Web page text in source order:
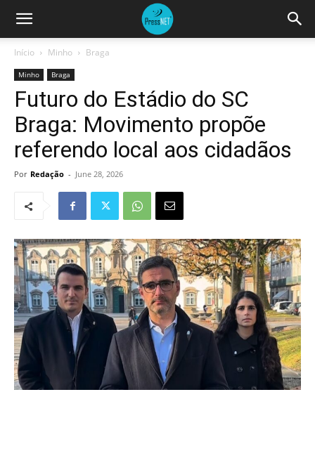
Início Minho Braga
Minho Braga
Futuro do Estádio do SC
Braga: Movimento propõe
referendo local aos cidadãos
Por Redação - June 28, 2026